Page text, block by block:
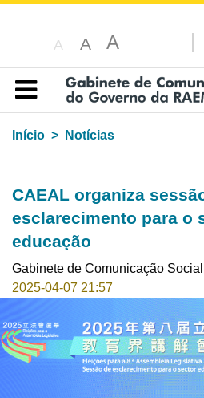
A A A
Índice
Início
Notícias
CAEAL organiza
esclarecimento para o
educação
Gabinete de Comunicação Social
2025-04-07 21:57